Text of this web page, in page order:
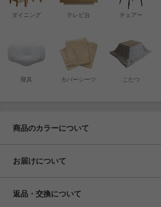
寝具 カバーシーツ
チェアー
こたつ
テレビ台
ダイニング
商品のカラーについて
お届けについて
返品・交換について